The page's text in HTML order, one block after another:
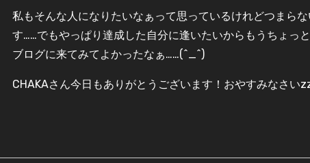
私もそんな人になりたいなぁって思っているけれどつまら
す……でもやっぱり達成した自分に逢いたいからもうちょっ
ブログに来てみてよかったなぁ……(^_^)
CHAKAさん今日もありがとうございます！おやすみなさい